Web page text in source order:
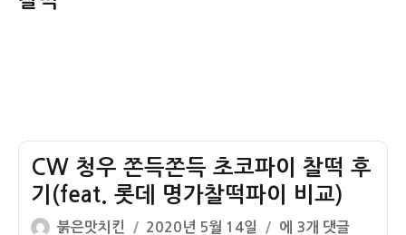
CW 청우 쫀득쫀득 초코파이 찰떡 후
기(feat. 롯데 명가찰떡파이 비교)
글
붉은맛치킨
작
2020년 5월 14일
CW
에 3개 댓글